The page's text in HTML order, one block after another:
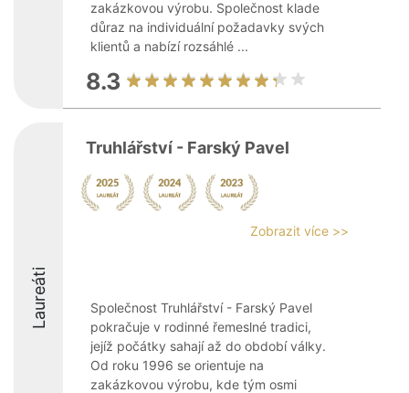
zakázkovou výrobu. Společnost klade
důraz na individuální požadavky svých
klientů a nabízí rozsáhlé ...
8.3
Laureáti
Truhlářství - Farský Pavel
Zobrazit více >>
Společnost Truhlářství - Farský Pavel
pokračuje v rodinné řemeslné tradici,
jejíž počátky sahají až do období války.
Od roku 1996 se orientuje na
zakázkovou výrobu, kde tým osmi